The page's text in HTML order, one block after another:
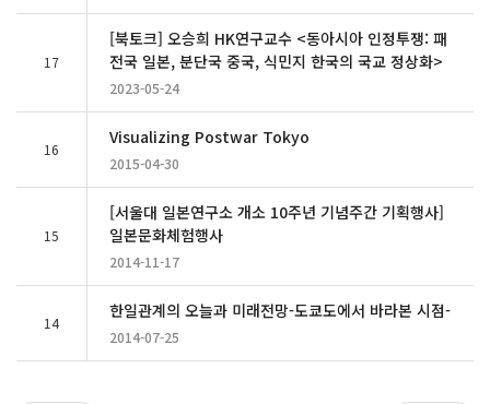
17
[북토크] 오승희 HK연구교수 <동아시아 인정투쟁: 패
전국 일본, 분단국 중국, 식민지 한국의 국교 정상화>
2023-05-24
16
Visualizing Postwar Tokyo
2015-04-30
15
[서울대 일본연구소 개소 10주년 기념주간 기획행사]
일본문화체험행사
2014-11-17
14
한일관계의 오늘과 미래전망-도쿄도에서 바라본 시점-
2014-07-25